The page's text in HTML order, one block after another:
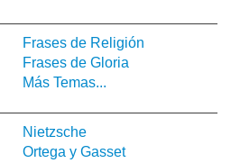
Frases de Religión
Frases de Gloria
Más Temas...
Nietzsche
Ortega y Gasset